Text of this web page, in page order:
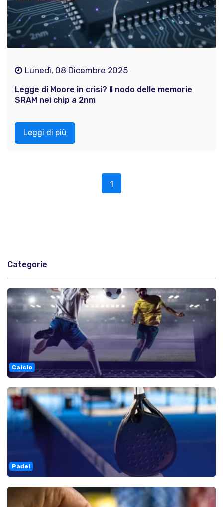
Lunedì, 08 Dicembre 2025
Legge di Moore in crisi? Il nodo delle memorie
SRAM nei chip a 2nm
Leggi di più
1
Categorie
Calcio
Padel